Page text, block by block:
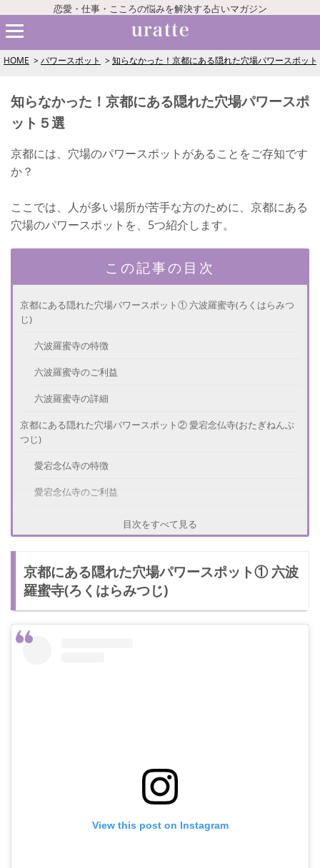
恋愛・仕事・こころの悩みを解決する占いマガジン
HOME パワースポット 知らなかった！京都にある隠れた穴場パワースポット
知らなかった！京都にある隠れた穴場パワースポ
ット５選
京都には、穴場のパワースポットがあることをご存知です
か？
ここでは、人が多い場所が苦手な方のために、京都にある
穴場のパワースポットを、5つ紹介します。
この記事の目次
京都にある隠れた穴場パワースポット① 六波羅蜜寺(ろくはらみつ
じ)
六波羅蜜寺の特徴
六波羅蜜寺のご利益
六波羅蜜寺の詳細
京都にある隠れた穴場パワースポット② 愛宕念仏寺(おたぎねんぶ
つじ)
愛宕念仏寺の特徴
愛宕念仏寺のご利益
狸谷山不動院の特徴
狸谷山不動院のご利益
京都にある隠れた穴場パワースポット⑤ 蚕ノ社(かいこのやしろ)
目次をすべて見る
京都にある隠れた穴場パワースポット① 六波
羅蜜寺(ろくはらみつじ)
View this post on Instagram